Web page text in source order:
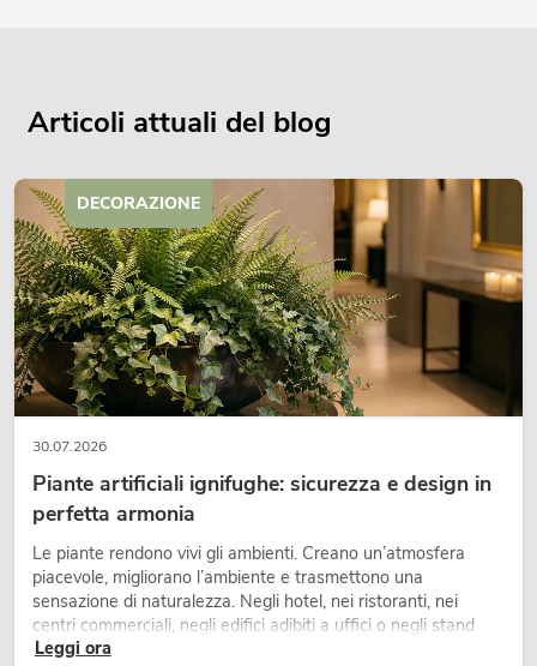
Articoli attuali del blog
30.07.2026
Piante artificiali ignifughe: sicurezza e design in
perfetta armonia
Le piante rendono vivi gli ambienti. Creano un’atmosfera
piacevole, migliorano l’ambiente e trasmettono una
sensazione di naturalezza. Negli hotel, nei ristoranti, nei
centri commerciali, negli edifici adibiti a uffici o negli stand
fieristici, una vegetazione di alta qualità è ormai parte
Leggi ora
DECORAZIONE